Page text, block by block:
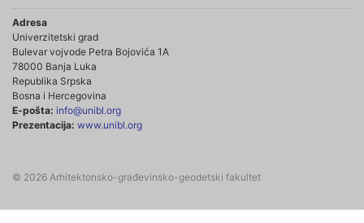
Adresa
Univerzitetski grad
Bulevar vojvode Petra Bojovića 1A
78000 Banja Luka
Republika Srpska
Bosna i Hercegovina
E-pošta: info@unibl.org
Prezentacija: www.unibl.org
© 2026 Arhitektonsko-građevinsko-geodetski fakultet